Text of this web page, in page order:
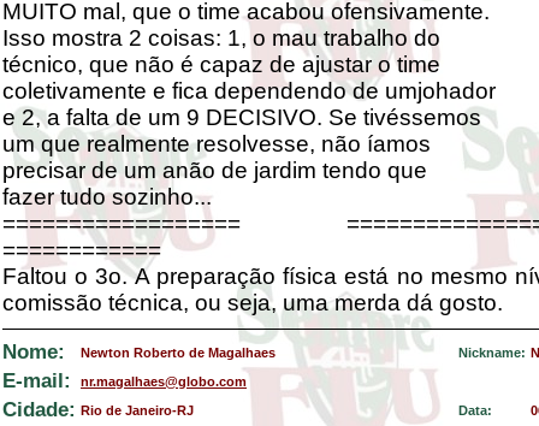
MUITO mal, que o time acabou ofensivamente.
Isso mostra 2 coisas: 1, o mau trabalho do
técnico, que não é capaz de ajustar o time
coletivamente e fica dependendo de umjohador
e 2, a falta de um 9 DECISIVO. Se tivéssemos
um que realmente resolvesse, não íamos
precisar de um anão de jardim tendo que
fazer tudo sozinho...
==================
============
Faltou o 3o. A preparação física está no mesmo
comissão técnica, ou seja, uma merda dá gosto.
Nome: Newton Roberto de Magalhaes Nickname:
E-mail: nr.magalhaes@globo.com
Cidade: Rio de Janeiro-RJ Data: